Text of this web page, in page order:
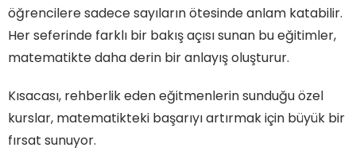
öğrencilere sadece sayıların ötesinde anlam katabilir.
Her seferinde farklı bir bakış açısı sunan bu eğitimler,
matematikte daha derin bir anlayış oluşturur.
Kısacası, rehberlik eden eğitmenlerin sunduğu özel
kurslar, matematikteki başarıyı artırmak için büyük bir
fırsat sunuyor.